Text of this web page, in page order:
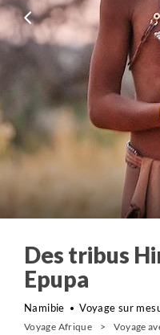
Des tribus
Epupa
Namibie Voyage sur
Voyage Afrique Voyage